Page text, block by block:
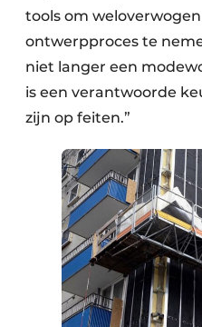
tools om
ontwerpproces te
niet langer een
is een verantwoorde
zijn op feiten.”